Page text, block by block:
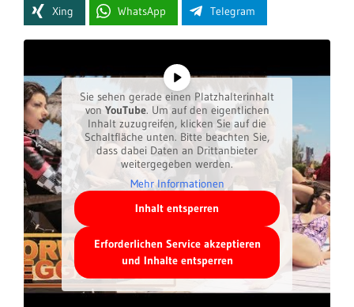
Xing WhatsApp Telegram
Sie sehen gerade einen Platzhalterinhalt
von YouTube. Um auf den eigentlichen
Inhalt zuzugreifen, klicken Sie auf die
Schaltfläche unten. Bitte beachten Sie,
dass dabei Daten an Drittanbieter
weitergegeben werden.
Mehr Informationen
Inhalt entsperren
Erforderlichen Service akzeptieren
und Inhalte entsperren